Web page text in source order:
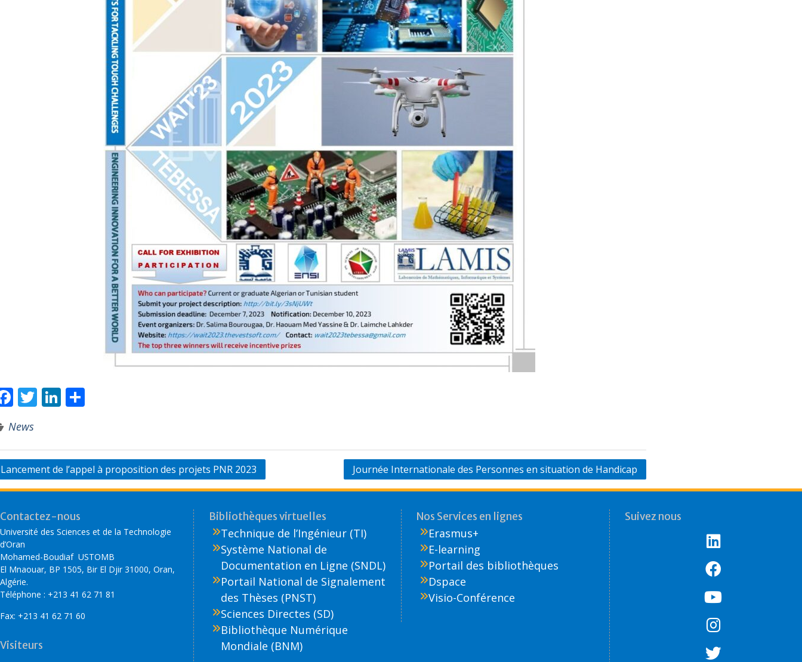
F
ac
e
b
o
o
k
T
er
Li
e
dI
n
g
er
News
Lancement de l’appel à proposition des projets PNR 2023 Journée Internationale des Personnes en situation de Handicap
Contactez-nous
Université des Sciences et de la Technologie
d’Oran
Mohamed-Boudiaf USTOMB
El Mnaouar, BP 1505, Bir El Djir 31000, Oran,
Algérie.
Téléphone : +213 41 62 71 81
Fax: +213 41 62 71 60
Visiteurs
Bibliothèques virtuelles
Technique de l’Ingénieur (TI)
Système National de
Documentation en Ligne (SNDL)
Portail National de Signalement
des Thèses (PNST)
Sciences Directes (SD)
Bibliothèque Numérique
Mondiale (BNM)
Nos Services en lignes
Erasmus+
E-learning
Portail des bibliothèques
Dspace
Visio-Conférence
Suivez nous